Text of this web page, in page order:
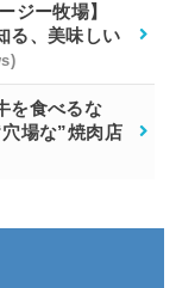
ジー牧場】
る、美味しい
を食べるな
場な”焼肉店